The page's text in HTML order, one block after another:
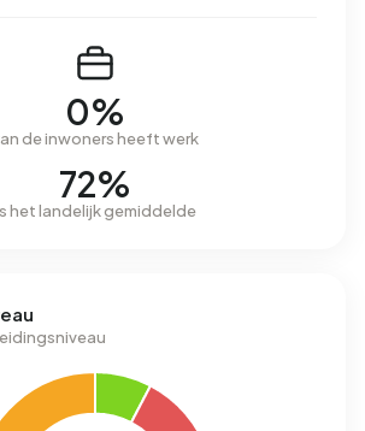
0%
de inwoners heeft werk
72%
het landelijk gemiddelde